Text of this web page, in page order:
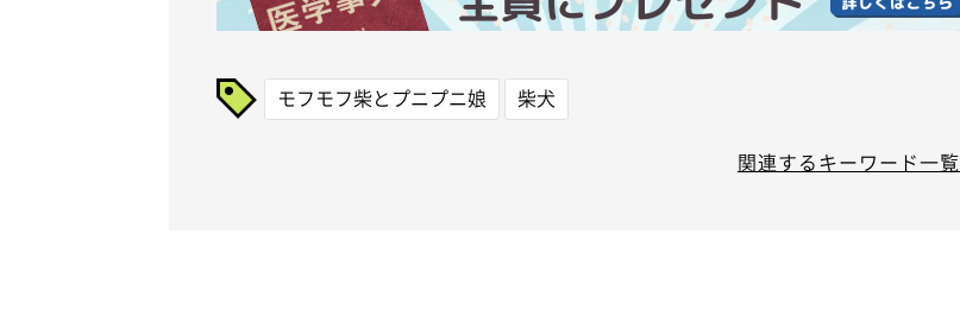
モフモフ柴とプニプニ娘 柴犬
関連するキーワード一覧